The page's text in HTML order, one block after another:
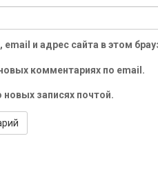
email и адрес сайта в этом
комментариях по email.
записях почтой.